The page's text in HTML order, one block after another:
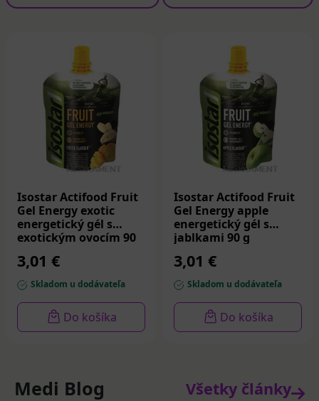
Isostar Actifood Fruit
Gel Energy exotic
energetický gél s
exotickým ovocím 90
3,01 €
Skladom u dodávateľa
Do košíka
Isostar Actifood Fruit
Gel Energy apple
energetický gél s
jablkami 90 g
3,01 €
Skladom u dodávateľa
Do košíka
Medi Blog Všetky články